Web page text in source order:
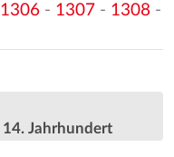
1306 - 1307 - 1308 -
14. Jahrhundert